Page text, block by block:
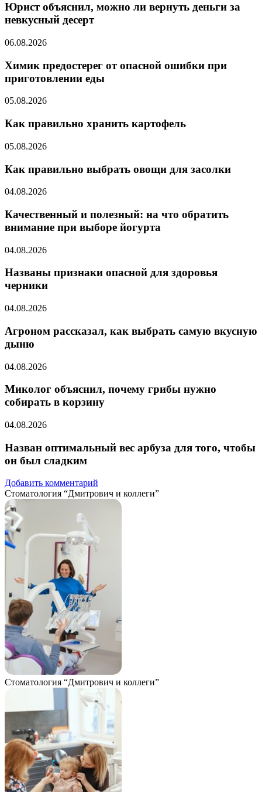
Юрист объяснил, можно ли вернуть деньги за
невкусный десерт
06.08.2026
Химик предостерег от опасной ошибки при
приготовлении еды
05.08.2026
Как правильно хранить картофель
05.08.2026
Как правильно выбрать овощи для засолки
04.08.2026
Качественный и полезный: на что обратить
внимание при выборе йогурта
04.08.2026
Названы признаки опасной для здоровья
черники
04.08.2026
Агроном рассказал, как выбрать самую вкусную
дыню
04.08.2026
Миколог объяснил, почему грибы нужно
собирать в корзину
04.08.2026
Назван оптимальный вес арбуза для того, чтобы
он был сладким
Добавить комментарий
Стоматология “Дмитрович и коллеги”
Стоматология “Дмитрович и коллеги”